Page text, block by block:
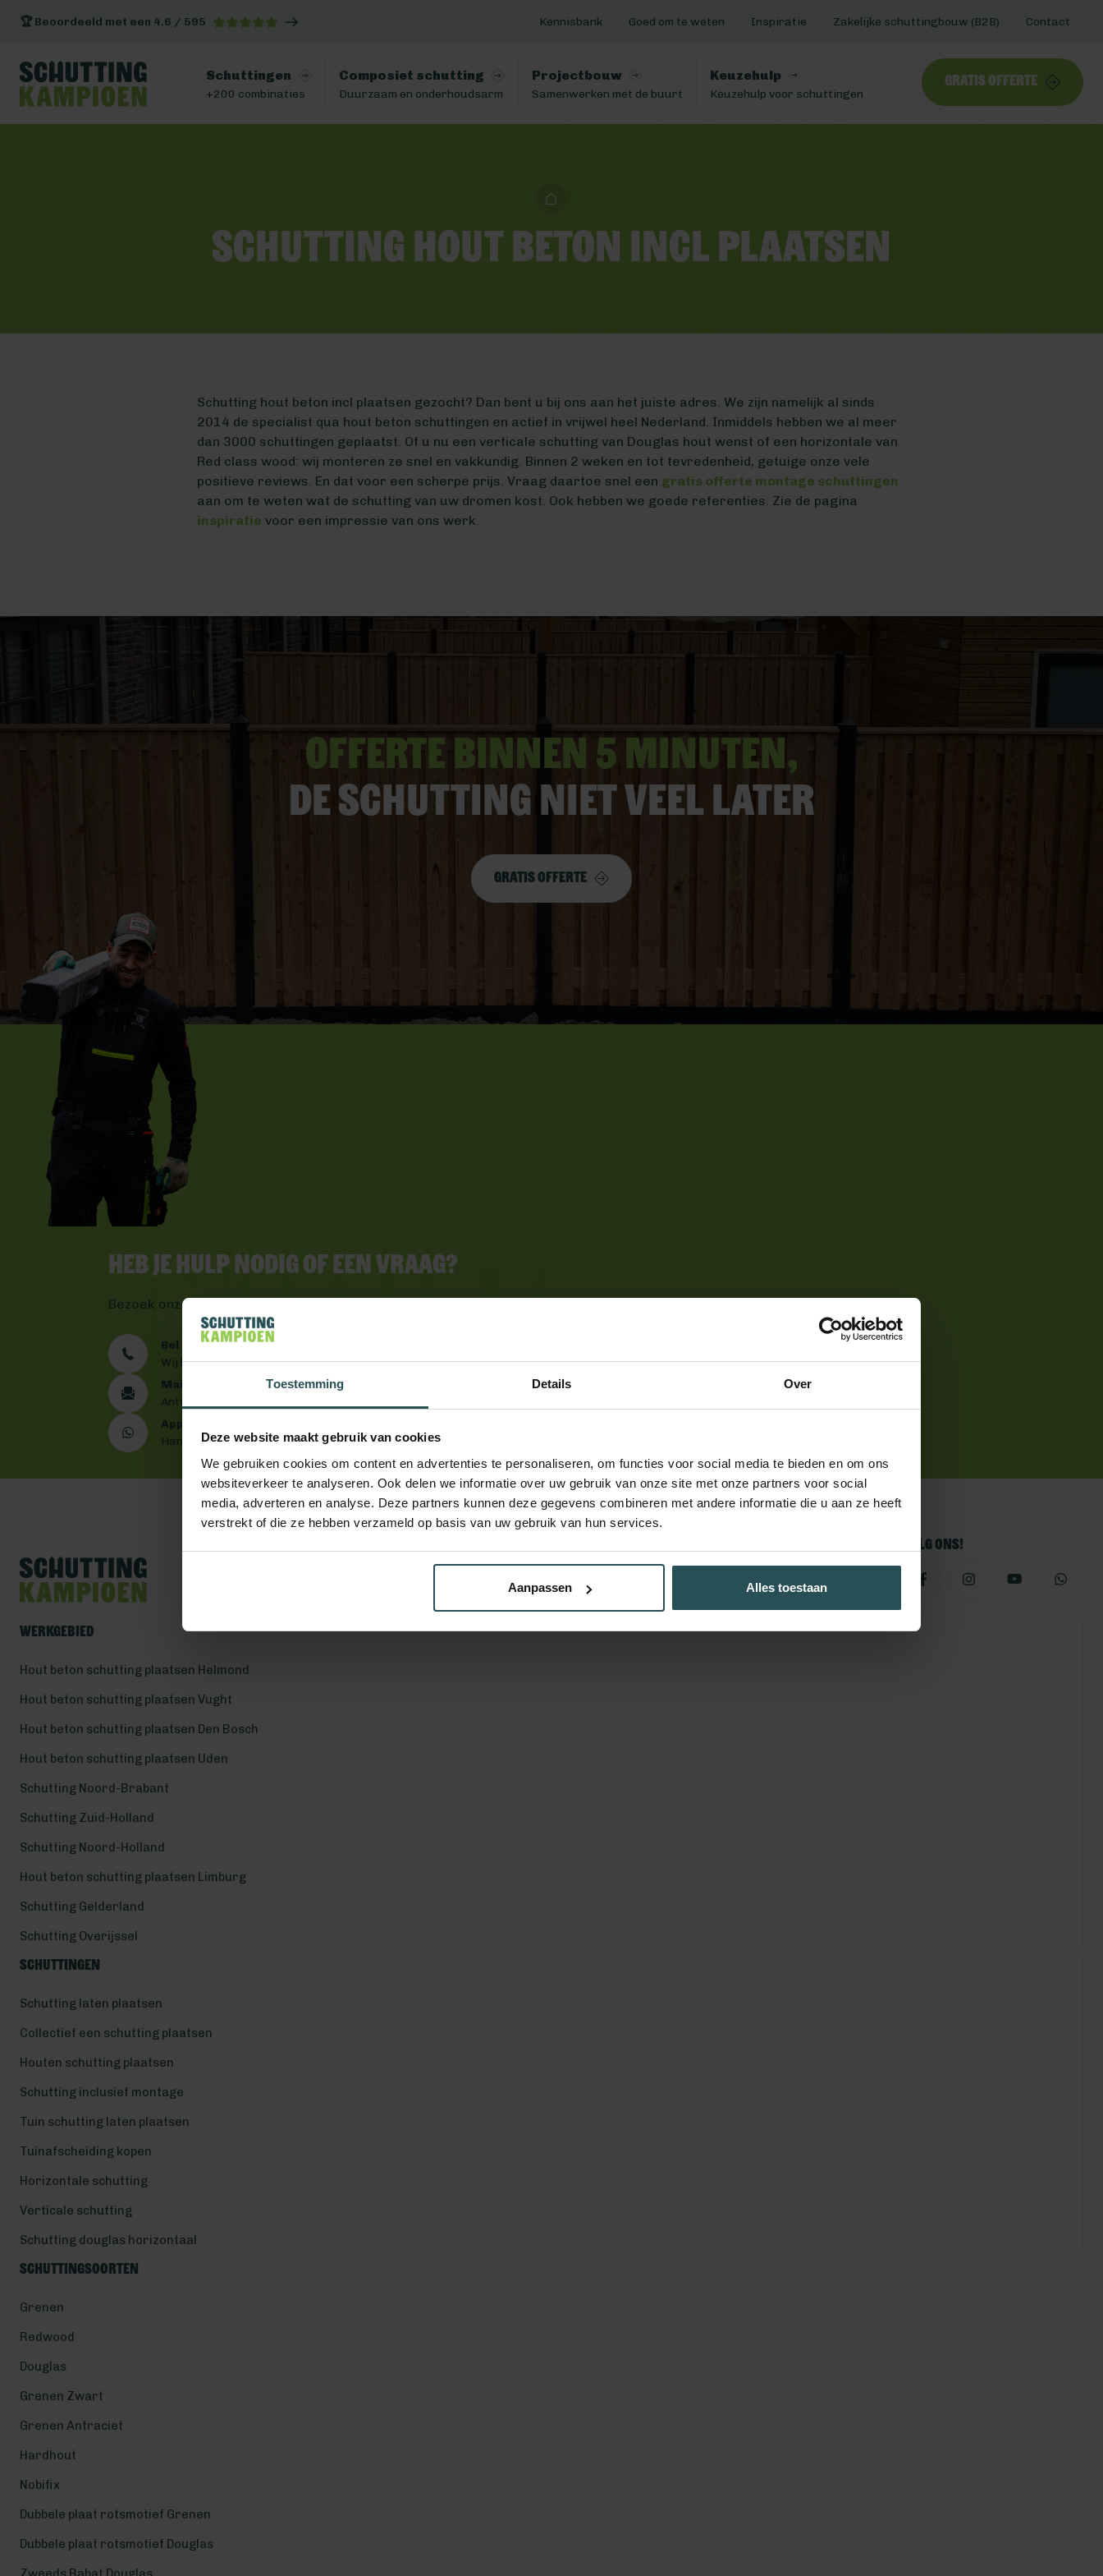
Toestemming Details Over
Deze website maakt gebruik van cookies
We gebruiken cookies om content en advertenties te personaliseren, om functies voor social media te bieden en om ons
websiteverkeer te analyseren. Ook delen we informatie over uw gebruik van onze site met onze partners voor social
media, adverteren en analyse. Deze partners kunnen deze gegevens combineren met andere informatie die u aan ze heeft
verstrekt of die ze hebben verzameld op basis van uw gebruik van hun services.
Aanpassen Alles toestaan
🏆 Beoordeeld met een 4.6 / 595 Kennisbank Goed om te weten Inspiratie Zakelijke schuttingbouw (B2B) Contact
Schuttingen
+200 combinaties
Composiet schutting
Duurzaam en onderhoudsarm
Projectbouw
Samenwerken met de buurt
Keuzehulp
Keuzehulp voor schuttingen
Gratis offerte
Schutting hout beton incl plaatsen
Schutting hout beton incl plaatsen gezocht? Dan bent u bij ons aan het juiste adres. We zijn namelijk al sinds
2014 de specialist qua hout beton schuttingen en actief in vrijwel heel Nederland. Inmiddels hebben we al meer
dan 3000 schuttingen geplaatst. Of u nu een verticale schutting van Douglas hout wenst of een horizontale van
Red class wood: wij monteren ze snel en vakkundig. Binnen 2 weken en tot tevredenheid, getuige onze vele
positieve reviews. En dat voor een scherpe prijs. Vraag daartoe snel een gratis offerte montage schuttingen
aan om te weten wat de schutting van uw dromen kost. Ook hebben we goede referenties. Zie de pagina
inspiratie voor een impressie van ons werk.
Offerte binnen 5 minuten,
De schutting niet veel later
Gratis offerte
Heb je hulp nodig of een vraag?
Bezoek onze
Bel ons 0492 - 313 008
Wij helpen je graag verder
Mail ons
Antwoord binnen één werkdag
App ons
Handig toch?
Volg ons!
Werkgebied
Hout beton schutting plaatsen Helmond
Hout beton schutting plaatsen Vught
Hout beton schutting plaatsen Den Bosch
Hout beton schutting plaatsen Uden
Schutting Noord-Brabant
Schutting Zuid-Holland
Schutting Noord-Holland
Hout beton schutting plaatsen Limburg
Schutting Gelderland
Schutting Overijssel
Schuttingen
Schutting laten plaatsen
Collectief een schutting plaatsen
Houten schutting plaatsen
Schutting inclusief montage
Tuin schutting laten plaatsen
Tuinafscheiding kopen
Horizontale schutting
Verticale schutting
Schutting douglas horizontaal
Schuttingsoorten
Grenen
Redwood
Douglas
Grenen Zwart
Grenen Antraciet
Hardhout
Nobifix
Dubbele plaat rotsmotief Grenen
Dubbele plaat rotsmotief Douglas